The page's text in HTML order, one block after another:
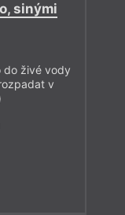
sinými
do živé vody
v